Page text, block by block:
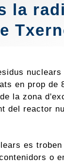
la
nuclears
en prop de
la zona
del reactor
es
o